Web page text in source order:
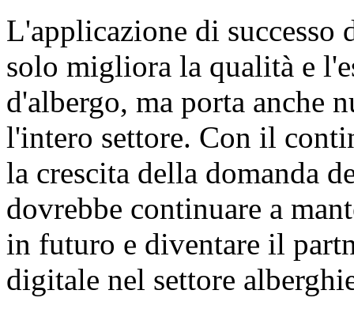
L'applicazione di
solo migliora la qualità e
d'albergo, ma porta anche
l'intero settore. Con il
la crescita della domanda
dovrebbe continuare a
in futuro e diventare il
digitale nel settore